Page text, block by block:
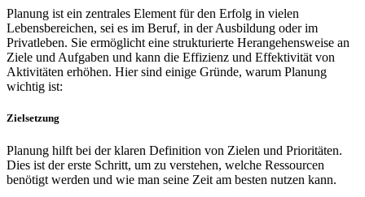
Planung ist ein zentrales Element für den Erfolg in vielen
Lebensbereichen, sei es im Beruf, in der Ausbildung oder im
Privatleben. Sie ermöglicht eine strukturierte Herangehensweise an
Ziele und Aufgaben und kann die Effizienz und Effektivität von
Aktivitäten erhöhen. Hier sind einige Gründe, warum Planung
wichtig ist:
Zielsetzung
Planung hilft bei der klaren Definition von Zielen und Prioritäten.
Dies ist der erste Schritt, um zu verstehen, welche Ressourcen
benötigt werden und wie man seine Zeit am besten nutzen kann.